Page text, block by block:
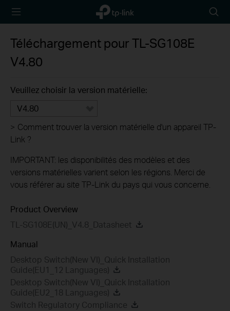
TP-Link,
Reliably
icon
Téléchargement pourTL-SG108E
V4.80
Veuillez choisir la version matérielle:
V4.80
> Comment trouver la version matérielle d'un appareil TP-
Link ?
IMPORTANT: les disponibilités des modèles et des
versions matérielles varient selon les régions. Merci de
vous référer au site TP-Link du pays qui vous concerne.
Product Overview
TL-SG108E(UN)_V4.8_Datasheet
Manual
Desktop Switch(New VI)_Quick Installation
Guide(EU1_12 Languages)
Desktop Switch(New VI)_Quick Installation
Guide(EU2_18 Languages)
Switch Regulatory Compliance